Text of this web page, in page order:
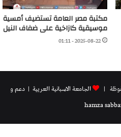
مكتبة مصر العامة تستضيف أمسية
موسيقية كازاخية على ضفاف النيل
2025-08-22 - 01:11
الجامعة الاسبانية العريية | دعم و